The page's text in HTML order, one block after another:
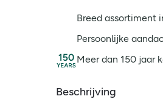
Breed assortiment
Persoonlijke
Meer dan 150 jaar
Beschrijving